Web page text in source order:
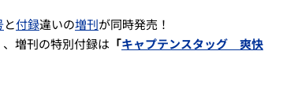
と付録違いの増刊が同時発売！
、増刊の特別付録は 「キャプテンスタッグ 爽快